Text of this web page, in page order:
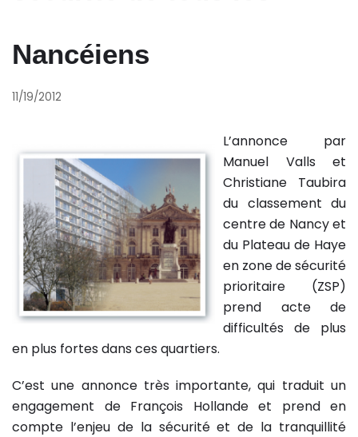
Nancéiens
11/19/2012
L’annonce par
Manuel Valls et
Christiane Taubira
du classement du
centre de Nancy et
du Plateau de Haye
en zone de sécurité
prioritaire (ZSP)
prend acte de
difficultés de plus
en plus fortes dans ces quartiers.
C’est une annonce très importante, qui traduit un
engagement de François Hollande et prend en
compte l’enjeu de la sécurité et de la tranquillité